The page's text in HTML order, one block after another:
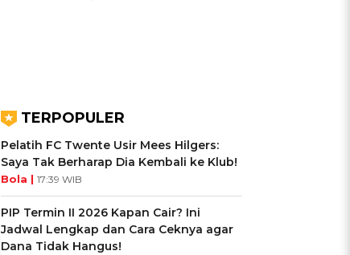
TERPOPULER
Pelatih FC Twente Usir Mees Hilgers:
Saya Tak Berharap Dia Kembali ke Klub!
Bola | 17:39 WIB
PIP Termin II 2026 Kapan Cair? Ini
Jadwal Lengkap dan Cara Ceknya agar
Dana Tidak Hangus!